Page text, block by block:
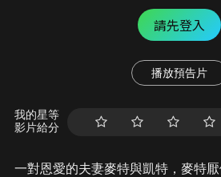
請先登入
播放預告片
我的星等
影片給分
一對恩愛的夫妻麥特與凱特，麥特